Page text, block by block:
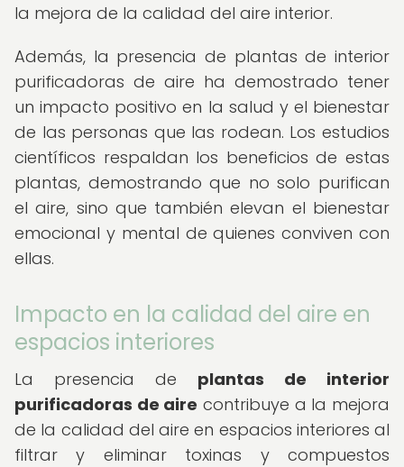
la mejora de la calidad del aire interior.
Además, la presencia de plantas de interior
purificadoras de aire ha demostrado tener
un impacto positivo en la salud y el bienestar
de las personas que las rodean. Los estudios
científicos respaldan los beneficios de estas
plantas, demostrando que no solo purifican
el aire, sino que también elevan el bienestar
emocional y mental de quienes conviven con
ellas.
Impacto en la calidad del aire en
espacios interiores
La presencia de plantas de interior
purificadoras de aire contribuye a la mejora
de la calidad del aire en espacios interiores al
filtrar y eliminar toxinas y compuestos